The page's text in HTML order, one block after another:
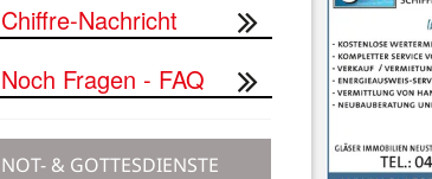
Chiffre-Nachricht
Noch Fragen - FAQ
NOT- & GOTTESDIENSTE